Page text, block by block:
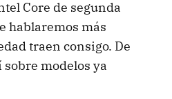
Core de segunda
hablaremos más
traen consigo. De
modelos ya